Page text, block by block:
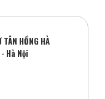
HỒNG HÀ
Hà Nội